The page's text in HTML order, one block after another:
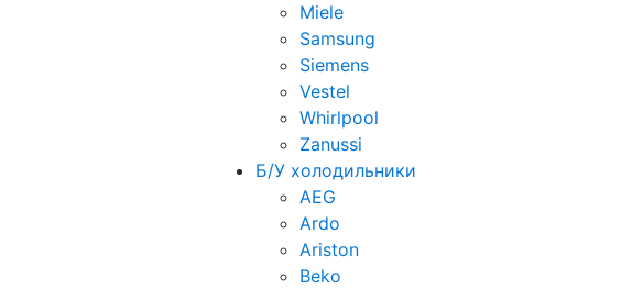
Miele
Samsung
Siemens
Vestel
Whirlpool
Zanussi
Б/У холодильники
AEG
Ardo
Ariston
Beko